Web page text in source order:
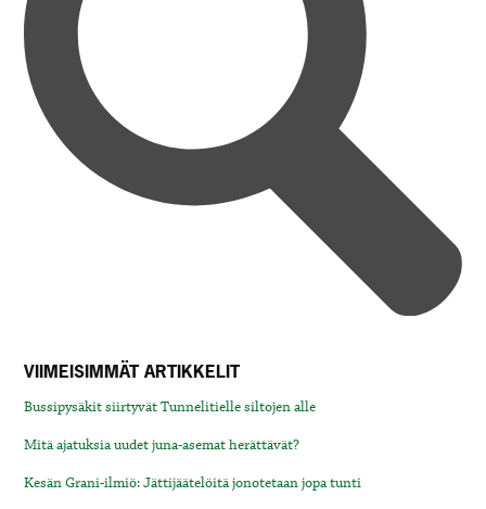
VIIMEISIMMÄT ARTIKKELIT
Bussipysäkit siirtyvät Tunnelitielle siltojen alle
Mitä ajatuksia uudet juna-asemat herättävät?
Kesän Grani-ilmiö: Jättijäätelöitä jonotetaan jopa tunti